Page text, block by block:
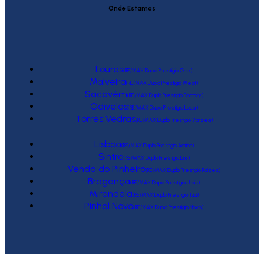
Onde Estamos
Loures(RE/MAX Duplo Prestígio One)
Malveira(RE/MAX Duplo Prestígio West)
Sacavém(RE/MAX Duplo Prestígio Factory)
Odivelas(RE/MAX Duplo Prestígio Local)
Torres Vedras(RE/MAX Duplo Prestígio Várzea)
Lisboa(RE/MAX Duplo Prestígio Action)
Sintra(RE/MAX Duplo Prestígio Link)
Venda do Pinheiro(RE/MAX Duplo Prestígio Raízes)
Bragança(RE/MAX Duplo Prestígio Urbis)
Mirandela(RE/MAX Duplo Prestígio Tua)
Pinhal Novo(RE/MAX Duplo Prestígio Novo)